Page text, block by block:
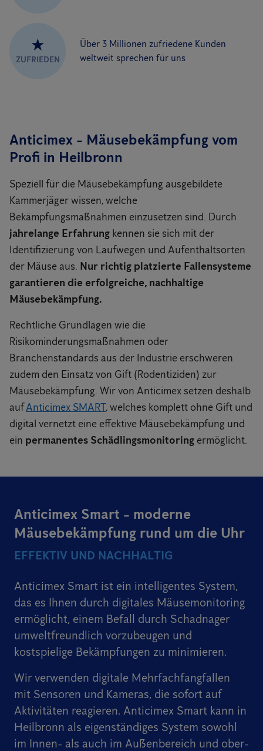
★
ZUFRIEDEN
Über 3 Millionen zufriedene Kunden
weltweit sprechen für uns
Anticimex - Mäusebekämpfung vom
Profi in Heilbronn
Speziell für die Mäusebekämpfung ausgebildete
Kammerjäger wissen, welche
Bekämpfungsmaßnahmen einzusetzen sind. Durch
jahrelange Erfahrung kennen sie sich mit der
Identifizierung von Laufwegen und Aufenthaltsorten
der Mäuse aus. Nur richtig platzierte Fallensysteme
garantieren die erfolgreiche, nachhaltige
Mäusebekämpfung.
Rechtliche Grundlagen wie die
Risikominderungsmaßnahmen oder
Branchenstandards aus der Industrie erschweren
zudem den Einsatz von Gift (Rodentiziden) zur
Mäusebekämpfung. Wir von Anticimex setzen deshalb
aufAnticimex SMART, welches komplett ohne Gift und
digital vernetzt eine effektive Mäusebekämpfung und
ein permanentes Schädlingsmonitoring ermöglicht.
Anticimex Smart - moderne
Mäusebekämpfung rund um die Uhr
EFFEKTIV UND NACHHALTIG
Anticimex Smart ist ein intelligentes System,
das es Ihnen durch digitales Mäusemonitoring
ermöglicht, einem Befall durch Schadnager
umweltfreundlich vorzubeugen und
kostspielige Bekämpfungen zu minimieren.
Wir verwenden digitale Mehrfachfangfallen
mit Sensoren und Kameras, die sofort auf
Aktivitäten reagieren. Anticimex Smart kann in
Heilbronn als eigenständiges System sowohl
im Innen- als auch im Außenbereich und ober-